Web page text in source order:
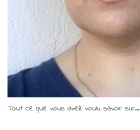
Tout ce que vous avez voulu savoir sur...